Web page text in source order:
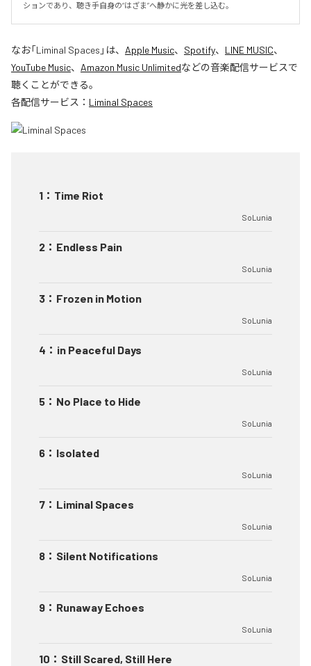
ションであり、聴き手自身の“はざま”へ静かに光を差し込む。
なお「Liminal Spaces 」は、 Apple Music、 Spotify、 LINE MUSIC、
YouTube Music、 Amazon Music Unlimitedなどの音楽配信サービスで
聴くことができる。
各配信サービス： Liminal Spaces
1 ： Time Riot
SoLunia
2 ： Endless Pain
SoLunia
3 ： Frozen in Motion
SoLunia
4 ： in Peaceful Days
SoLunia
5 ： No Place to Hide
SoLunia
6 ： Isolated
SoLunia
7 ： Liminal Spaces
SoLunia
8 ： Silent Notifications
SoLunia
9 ： Runaway Echoes
SoLunia
10 ： Still Scared, Still Here